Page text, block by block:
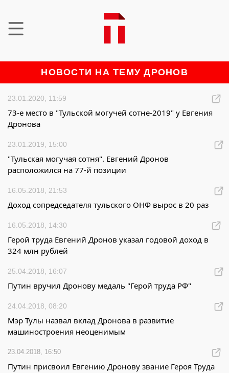
НОВОСТИ НА ТЕМУ ДРОНОВ
23.01.2020, 11:59
73-е место в "Тульской могучей сотне-2019" у Евгения
Дронова
23.01.2019, 15:00
"Тульская могучая сотня". Евгений Дронов
расположился на 77-й позиции
16.05.2018, 21:53
Доход сопредседателя тульского ОНФ вырос в 20 раз
16.05.2018, 14:30
Герой труда Евгений Дронов указал годовой доход в
324 млн рублей
25.04.2018, 16:07
Путин вручил Дронову медаль "Герой труда РФ"
24.04.2018, 08:20
Мэр Тулы назвал вклад Дронова в развитие
машиностроения неоценимым
23.04.2018, 16:50
Путин присвоил Евгению Дронову звание Героя Труда